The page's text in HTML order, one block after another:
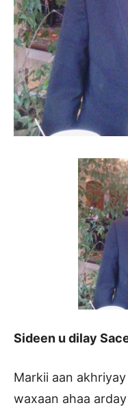
Sideen u dilay
Markii aan
waxaan ahaa